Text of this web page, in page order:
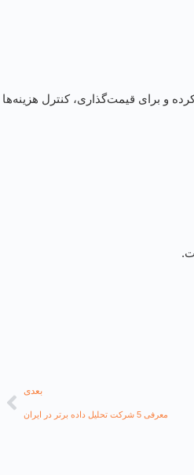
و برای قیمت‌گذاری، کنترل هزینه‌ها
بعدی
معرفی 5 شرکت تحلیل داده برتر در ایران